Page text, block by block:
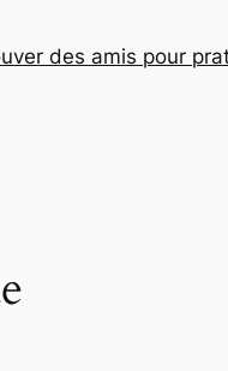
des amis pour